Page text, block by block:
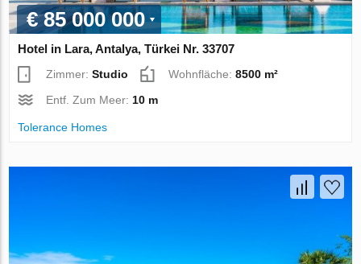
€ 85 000 000
Hotel in Lara, Antalya, Türkei Nr. 33707
Zimmer:Studio Wohnfläche:8500 m²
Entf. Zum Meer: 10 m
Tolerance Homes